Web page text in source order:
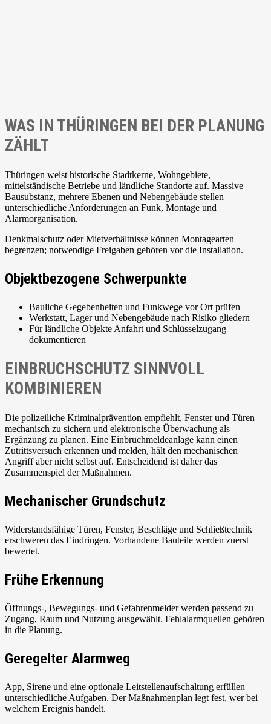
WAS IN THÜRINGEN BEI DER PLANUNG
ZÄHLT
Thüringen weist historische Stadtkerne, Wohngebiete,
mittelständische Betriebe und ländliche Standorte auf. Massive
Bausubstanz, mehrere Ebenen und Nebengebäude stellen
unterschiedliche Anforderungen an Funk, Montage und
Alarmorganisation.
Denkmalschutz oder Mietverhältnisse können Montagearten
begrenzen; notwendige Freigaben gehören vor die Installation.
Objektbezogene Schwerpunkte
Bauliche Gegebenheiten und Funkwege vor Ort prüfen
Werkstatt, Lager und Nebengebäude nach Risiko gliedern
Für ländliche Objekte Anfahrt und Schlüsselzugang
dokumentieren
EINBRUCHSCHUTZ SINNVOLL
KOMBINIEREN
Die polizeiliche Kriminalprävention empfiehlt, Fenster und Türen
mechanisch zu sichern und elektronische Überwachung als
Ergänzung zu planen. Eine Einbruchmeldeanlage kann einen
Zutrittsversuch erkennen und melden, hält den mechanischen
Angriff aber nicht selbst auf. Entscheidend ist daher das
Zusammenspiel der Maßnahmen.
Mechanischer Grundschutz
Widerstandsfähige Türen, Fenster, Beschläge und Schließtechnik
erschweren das Eindringen. Vorhandene Bauteile werden zuerst
bewertet.
Frühe Erkennung
Öffnungs-, Bewegungs- und Gefahrenmelder werden passend zu
Zugang, Raum und Nutzung ausgewählt. Fehlalarmquellen gehören
in die Planung.
Geregelter Alarmweg
App, Sirene und eine optionale Leitstellenaufschaltung erfüllen
unterschiedliche Aufgaben. Der Maßnahmenplan legt fest, wer bei
welchem Ereignis handelt.